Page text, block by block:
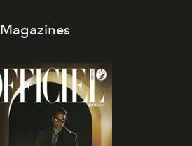
Magazines